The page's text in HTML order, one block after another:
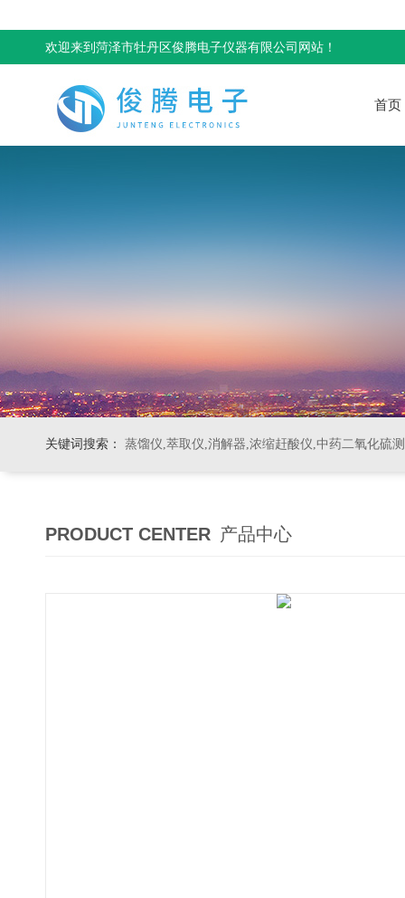
欢迎来到菏泽市牡丹区俊腾电子仪器有限公司网站！
首页
关键词搜索： 蒸馏仪,萃取仪,消解器,浓缩赶酸仪,中药二氧化硫
PRODUCT CENTER 产品中心